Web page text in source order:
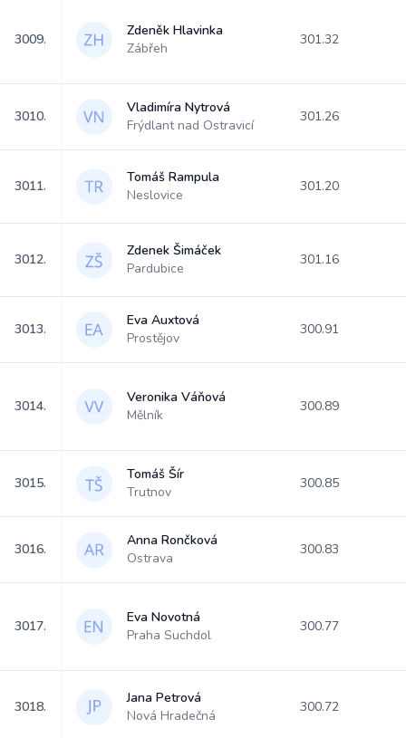
3009.
Zdeněk Hlavinka
Zábřeh
301.32
3010.
Vladimíra Nytrová
Frýdlant nad Ostravicí
301.26
3011.
Tomáš Rampula
Neslovice
301.20
3012.
Zdenek Šimáček
Pardubice
301.16
3013.
Eva Auxtová
Prostějov
300.91
3014.
Veronika Váňová
Mělník
300.89
3015.
Tomáš Šír
Trutnov
300.85
3016.
Anna Rončková
Ostrava
300.83
3017.
Eva Novotná
Praha Suchdol
300.77
3018.
Jana Petrová
Nová Hradečná
300.72